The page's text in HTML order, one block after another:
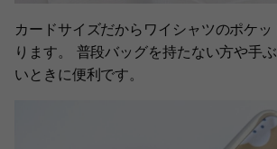
カードサイズだからワイシャツのポケッ
ります。 普段バッグを持たない方や手
いときに便利です。